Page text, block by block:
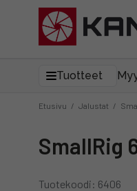
Tuotteet
Etusivu / Jalustat /
Tuotekoodi: 6406